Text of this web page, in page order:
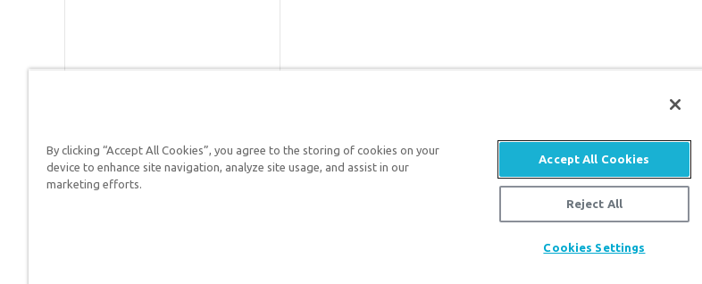
Respuestas en Génesis es un ministerio de apologética, dedicado a ayudar a los
defender su fe y proclamar el evangelio de Jesucristo.
Available
By clicking “Accept All Cookies”, you agree to the storing of cookies on your
device to enhance site navigation, analyze site usage, and assist in our
marketing efforts.
Accept All Cookies
Reject All
Cookies Settings